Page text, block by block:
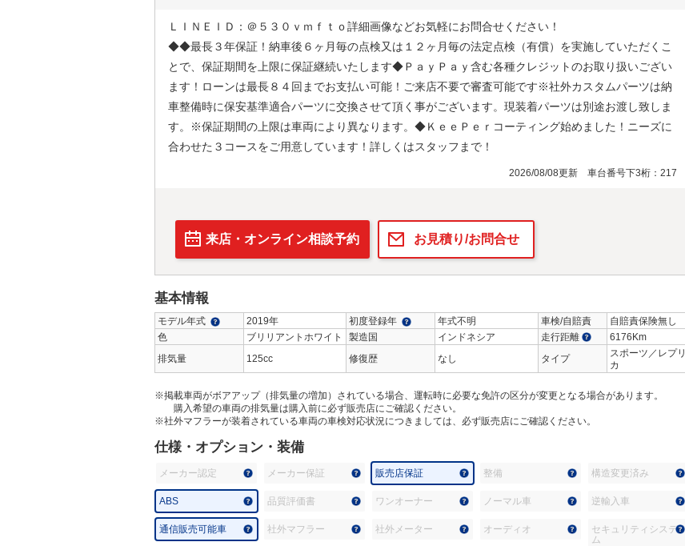
ＬＩＮＥＩＤ：＠５３０ｖｍｆｔｏ詳細画像などお気軽にお問合せください！
◆◆最長３年保証！納車後６ヶ月毎の点検又は１２ヶ月毎の法定点検（有償）を実施していただくこ
とで、保証期間を上限に保証継続いたします◆ＰａｙＰａｙ含む各種クレジットのお取り扱いござい
ます！ローンは最長８４回までお支払い可能！ご来店不要で審査可能です※社外カスタムパーツは納
車整備時に保安基準適合パーツに交換させて頂く事がございます。現装着パーツは別途お渡し致しま
す。※保証期間の上限は車両により異なります。◆ＫｅｅＰｅｒコーティング始めました！ニーズに
合わせた３コースをご用意しています！詳しくはスタッフまで！
2026/08/08更新 車台番号下3桁：217
来店・オンライン相談予約 お見積り/お問合せ
基本情報
モデル年式 2019年 初度登録年 年式不明 車検/自賠責
自賠責保険無し
色
ブリリアントホワイト 製造国 インドネシア 走行距離
6176Km
排気量
125cc 修復歴 なし タイプ
スポーツ／レプリ
カ
※掲載車両がボアアップ（排気量の増加）されている場合、運転時に必要な免許の区分が変更となる場合があります。
購入希望の車両の排気量は購入前に必ず販売店にご確認ください。
※社外マフラーが装着されている車両の車検対応状況につきましては、必ず販売店にご確認ください。
仕様・オプション・装備
メーカー認定 メーカー保証 販売店保証 整備 構造変更済み
ABS 品質評価書 ワンオーナー ノーマル車 逆輸入車
通信販売可能車 社外マフラー 社外メーター オーディオ
セキュリティシステ
ム